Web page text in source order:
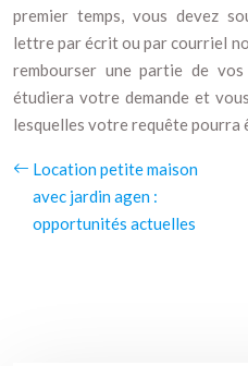
premier temps, vous devez
lettre par écrit ou par courriel
rembourser une partie de
étudiera votre demande et
lesquelles votre requête pourra
Location petite maison
avec jardin agen :
opportunités actuelles